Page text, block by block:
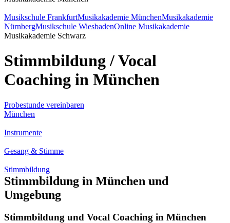
Musikschule FrankfurtMusikakademie MünchenMusikakademie
NürnbergMusikschule WiesbadenOnline Musikakademie
Musikakademie Schwarz
Stimmbildung / Vocal
Coaching in München
Probestunde vereinbaren
München
Instrumente
Gesang & Stimme
Stimmbildung
Stimmbildung in München und
Umgebung
Stimmbildung und Vocal Coaching in München